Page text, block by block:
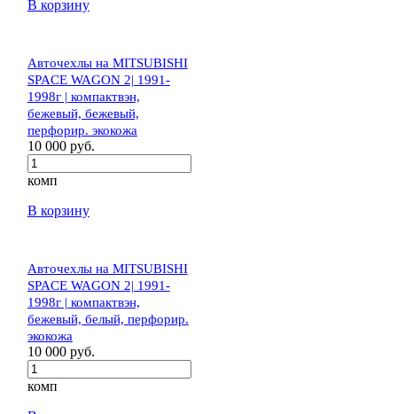
В корзину
Авточехлы на MITSUBISHI
SPACE WAGON 2| 1991-
1998г | компактвэн,
бежевый, бежевый,
перфорир. экокожа
10 000 руб.
комп
В корзину
Авточехлы на MITSUBISHI
SPACE WAGON 2| 1991-
1998г | компактвэн,
бежевый, белый, перфорир.
экокожа
10 000 руб.
комп